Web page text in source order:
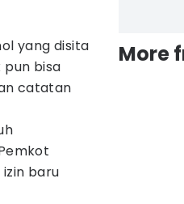
yang disita
pun bisa
catatan
baru
More